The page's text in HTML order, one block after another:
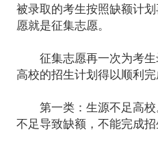
被录取的考生按照缺额计
愿就是征集志愿。
征集志愿再一次为考生
高校的招生计划得以顺利完
第一类：生源不足高校
不足导致缺额，不能完成招